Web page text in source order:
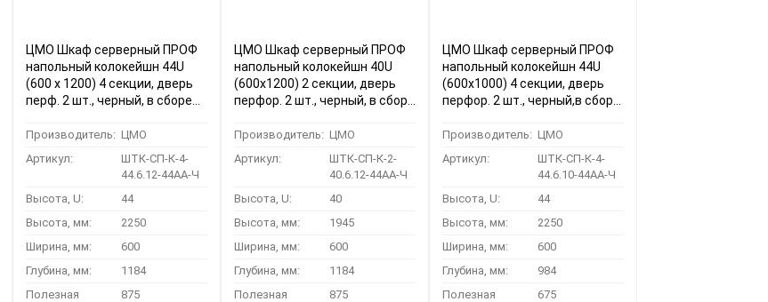
ЦМО Шкаф серверный ПРОФ
напольный колокейшн 44U
(600 х 1200) 4 секции, дверь
перф. 2 шт., черный, в сборе
Производитель: ЦМО
Артикул:
ШТК-СП-К-4-
44.6.12-44АА-Ч
Высота, U:
44
Высота, мм:
2250
Ширина, мм:
600
Глубина, мм:
1184
Полезная
875
ЦМО Шкаф серверный ПРОФ
напольный колокейшн 40U
(600x1200) 2 секции, дверь
перфор. 2 шт., черный, в сборе
Производитель: ЦМО
Артикул:
ШТК-СП-К-2-
40.6.12-44АА-Ч
Высота, U:
40
Высота, мм:
1945
Ширина, мм:
600
Глубина, мм:
1184
Полезная
875
ЦМО Шкаф серверный ПРОФ
напольный колокейшн 44U
(600x1000) 4 секции, дверь
перфор. 2 шт., черный,в сборе
Производитель: ЦМО
Артикул:
ШТК-СП-К-4-
44.6.10-44АА-Ч
Высота, U:
44
Высота, мм:
2250
Ширина, мм:
600
Глубина, мм:
984
Полезная
675